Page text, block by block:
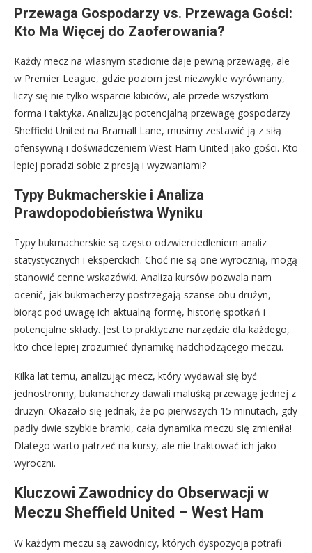
Przewaga Gospodarzy vs. Przewaga Gości:
Kto Ma Więcej do Zaoferowania?
Każdy mecz na własnym stadionie daje pewną przewagę, ale
w Premier League, gdzie poziom jest niezwykle wyrównany,
liczy się nie tylko wsparcie kibiców, ale przede wszystkim
forma i taktyka. Analizując potencjalną przewagę gospodarzy
Sheffield United na Bramall Lane, musimy zestawić ją z siłą
ofensywną i doświadczeniem West Ham United jako gości. Kto
lepiej poradzi sobie z presją i wyzwaniami?
Typy Bukmacherskie i Analiza
Prawdopodobieństwa Wyniku
Typy bukmacherskie są często odzwierciedleniem analiz
statystycznych i eksperckich. Choć nie są one wyrocznią, mogą
stanowić cenne wskazówki. Analiza kursów pozwala nam
ocenić, jak bukmacherzy postrzegają szanse obu drużyn,
biorąc pod uwagę ich aktualną formę, historię spotkań i
potencjalne składy. Jest to praktyczne narzędzie dla każdego,
kto chce lepiej zrozumieć dynamikę nadchodzącego meczu.
Kilka lat temu, analizując mecz, który wydawał się być
jednostronny, bukmacherzy dawali maluśką przewagę jednej z
drużyn. Okazało się jednak, że po pierwszych 15 minutach, gdy
padły dwie szybkie bramki, cała dynamika meczu się zmieniła!
Dlatego warto patrzeć na kursy, ale nie traktować ich jako
wyroczni.
Kluczowi Zawodnicy do Obserwacji w
Meczu Sheffield United – West Ham
W każdym meczu są zawodnicy, których dyspozycja potrafi